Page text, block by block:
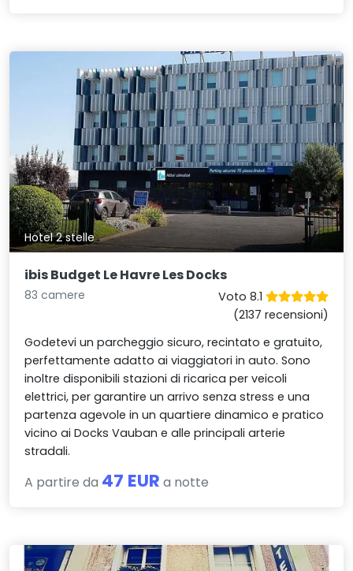
Hotel 2 stelle
ibis Budget Le Havre Les Docks
83 camere
Voto 8.1
(2137 recensioni)
Godetevi un parcheggio sicuro, recintato e gratuito,
perfettamente adatto ai viaggiatori in auto. Sono
inoltre disponibili stazioni di ricarica per veicoli
elettrici, per garantire un arrivo senza stress e una
partenza agevole in un quartiere dinamico e pratico
vicino ai Docks Vauban e alle principali arterie
stradali.
A partire da 47 EUR a notte